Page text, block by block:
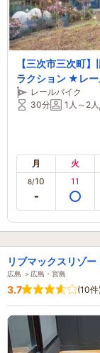
【三次市三次町
ラクション ★レー
レールバイク
30分
1人～2人
月 火
8/10 11
リブマックスリゾ
広島 ＞広島・宮島
3.7 (10件)